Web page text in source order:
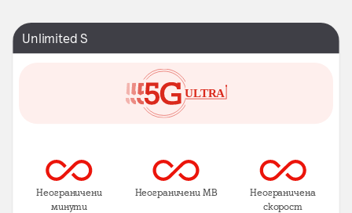
Unlimited S
Неограничени
минути
Неограничени MB Неограничена
скорост